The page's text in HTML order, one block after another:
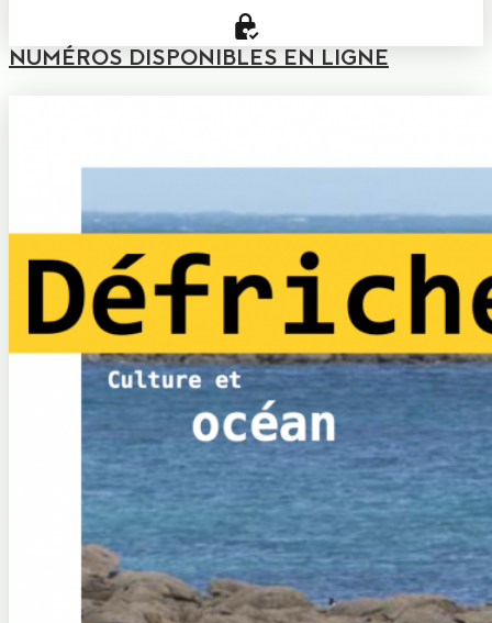
NUMÉROS DISPONIBLES EN LIGNE